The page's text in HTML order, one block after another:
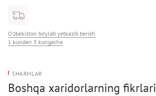
Diametr: sozlanadigan
O‘zbekiston bo‘ylab yetkazib berish
1 kundan 3 kungacha
SHARHLAR
Boshqa xaridorlarning fikrlari